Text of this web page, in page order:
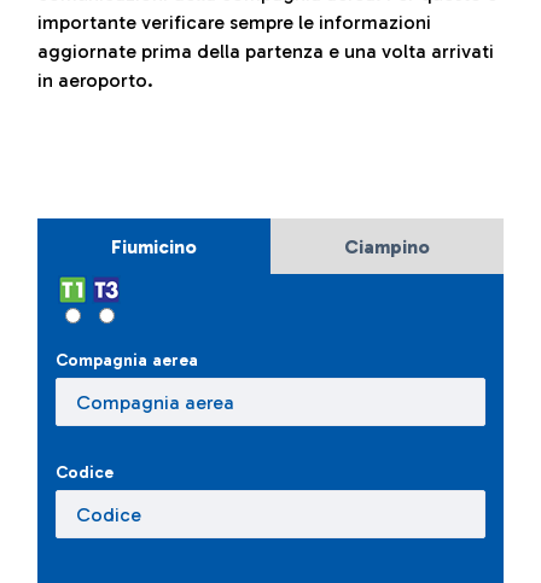
importante verificare sempre le informazioni
aggiornate prima della partenza e una volta arrivati
in aeroporto.
Fiumicino Ciampino
Compagnia aerea
Codice